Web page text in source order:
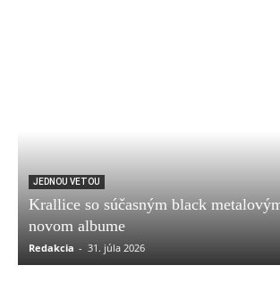
JEDNOU VETOU
Krallice so súčasným black
novom albume
Redakcia - 31. júla 2026